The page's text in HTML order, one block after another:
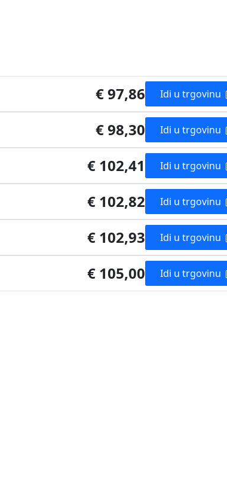
€ 97,86 Idi u trgovinu
€ 98,30 Idi u trgovinu
€ 102,41 Idi u trgovinu
€ 102,82 Idi u trgovinu
€ 102,93 Idi u trgovinu
€ 105,00 Idi u trgovinu